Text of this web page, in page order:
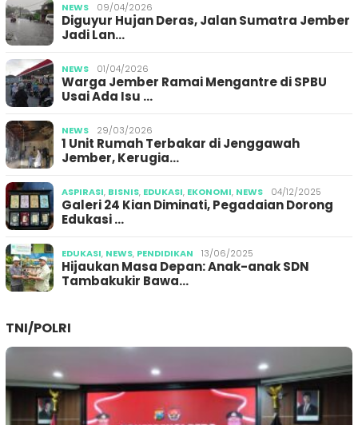
NEWS 09/04/2026
Diguyur Hujan Deras, Jalan Sumatra Jember
Jadi Lan…
NEWS 01/04/2026
Warga Jember Ramai Mengantre di SPBU
Usai Ada Isu …
NEWS 29/03/2026
1 Unit Rumah Terbakar di Jenggawah
Jember, Kerugia…
ASPIRASI, BISNIS, EDUKASI, EKONOMI, NEWS 04/12/2025
Galeri 24 Kian Diminati, Pegadaian Dorong
Edukasi …
EDUKASI, NEWS, PENDIDIKAN 13/06/2025
Hijaukan Masa Depan: Anak-anak SDN
Tambakukir Bawa…
TNI/POLRI